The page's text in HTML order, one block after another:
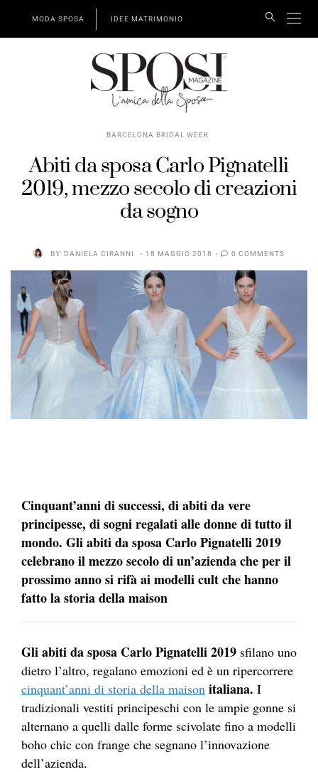
MODA SPOSA IDEE MATRIMONIO
BARCELONA BRIDAL WEEK
Abiti da sposa Carlo Pignatelli
2019, mezzo secolo di creazioni
da sogno
BY DANIELA CIRANNI 18 MAGGIO 2018 0 COMMENTS
Cinquant’anni di successi, di abiti da vere
principesse, di sogni regalati alle donne di tutto il
mondo. Gli abiti da sposa Carlo Pignatelli 2019
celebrano il mezzo secolo di un’azienda che per il
prossimo anno si rifà ai modelli cult che hanno
fatto la storia della maison
Gli abiti da sposa Carlo Pignatelli 2019 sfilano uno
dietro l’altro, regalano emozioni ed è un ripercorrere
cinquant’anni di storia della maison italiana. I
tradizionali vestiti principeschi con le ampie gonne si
alternano a quelli dalle forme scivolate fino a modelli
boho chic con frange che segnano l’innovazione
dell’azienda.